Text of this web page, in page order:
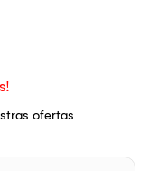
ofertas